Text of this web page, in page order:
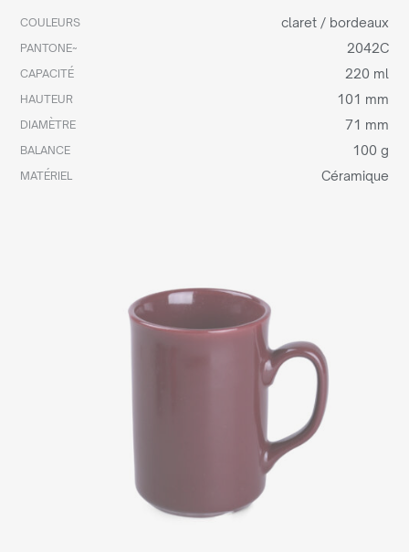
COULEURS claret / bordeaux
PANTONE~ 2042C
CAPACITÉ 220 ml
HAUTEUR 101 mm
DIAMÈTRE 71 mm
BALANCE 100 g
MATÉRIEL Céramique